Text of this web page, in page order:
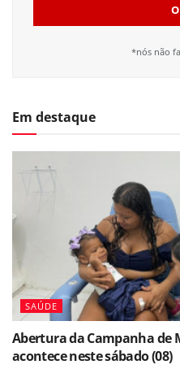
*nós não
Em destaque
SAÚDE
Abertura da Campanha de
acontece neste sábado (08)